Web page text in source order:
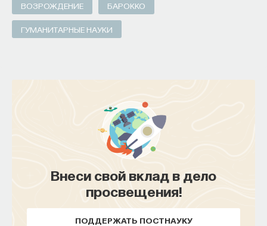
ВОЗРОЖДЕНИЕ БАРОККО
ГУМАНИТАРНЫЕ НАУКИ
Внеси свой вклад в дело
просвещения!
ПОДДЕРЖАТЬ ПОСТНАУКУ